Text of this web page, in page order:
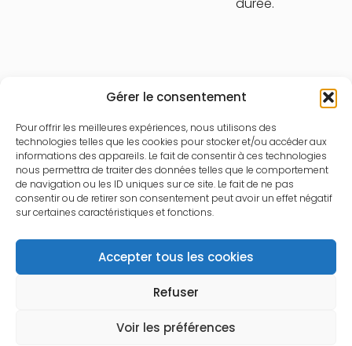
Gérer le consentement
Pour offrir les meilleures expériences, nous utilisons des
technologies telles que les cookies pour stocker et/ou accéder aux
informations des appareils. Le fait de consentir à ces technologies
nous permettra de traiter des données telles que le comportement
de navigation ou les ID uniques sur ce site. Le fait de ne pas
consentir ou de retirer son consentement peut avoir un effet négatif
sur certaines caractéristiques et fonctions.
Accepter tous les cookies
Refuser
Voir les préférences
Résultats obtenus :
Site en ligne depuis trop peu de temps pour voir les effets de la
stratégie SEO
Voir le site